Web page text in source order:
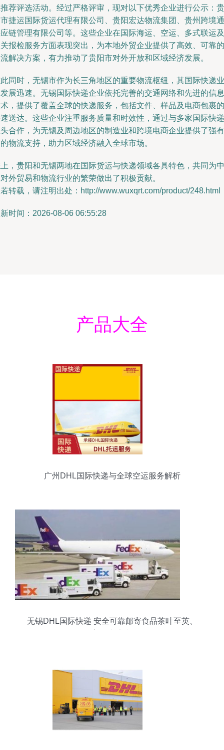
荐评选活动。经过严格评审，现对以下优秀企业进行公示：贵
捷运国际货运代理有限公司、贵阳宏达物流集团、贵州跨境通
链管理有限公司等。这些企业在国际海运、空运、多式联运及
报检服务方面表现突出，为本地外贸企业提供了高效、可靠的
解决方案，有力推动了贵阳市对外开放和区域经济发展。
同时，无锡市作为长三角地区的重要物流枢纽，其国际快递业
展迅速。无锡国际快递企业依托完善的交通网络和先进的信息
，提供了覆盖全球的快递服务，包括文件、样品及电商包裹的
送达。这些企业注重服务质量和时效性，通过与多家国际快递
合作，为无锡及周边地区的制造业和跨境电商企业提供了强有
物流支持，助力区域经济融入全球市场。
，贵阳和无锡两地在国际货运与快递领域各具特色，共同为中
外贸易和物流行业的繁荣做出了积极贡献。
转载，请注明出处：http://www.wuxqrt.com/product/248.html
时间：2026-08-06 06:55:28
产品大全
广州DHL国际快递与全球空运服务解析
无锡DHL国际快递 安全可靠邮寄食品茶叶至英、